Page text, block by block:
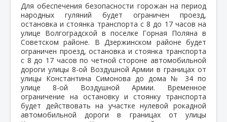
Для обеспечения безопасности горожан на период
народных гуляний будет ограничен проезд,
остановка и стоянка транспорта с 8 до 17 часов на
улице Волгоградской в поселке Горная Поляна в
Советском районе. В Дзержинском районе будет
ограничен проезд, остановка и стоянка транспорта
с 8 до 17 часов по четной стороне автомобильной
дороги улицы 8-ой Воздушной Армии в границах от
улицы Константина Симонова до дома № 34 по
улице 8-ой Воздушной Армии. Временное
ограничение на остановку и стоянку транспорта
будет действовать на участке нулевой рокадной
автомобильной дороги в границах от улицы